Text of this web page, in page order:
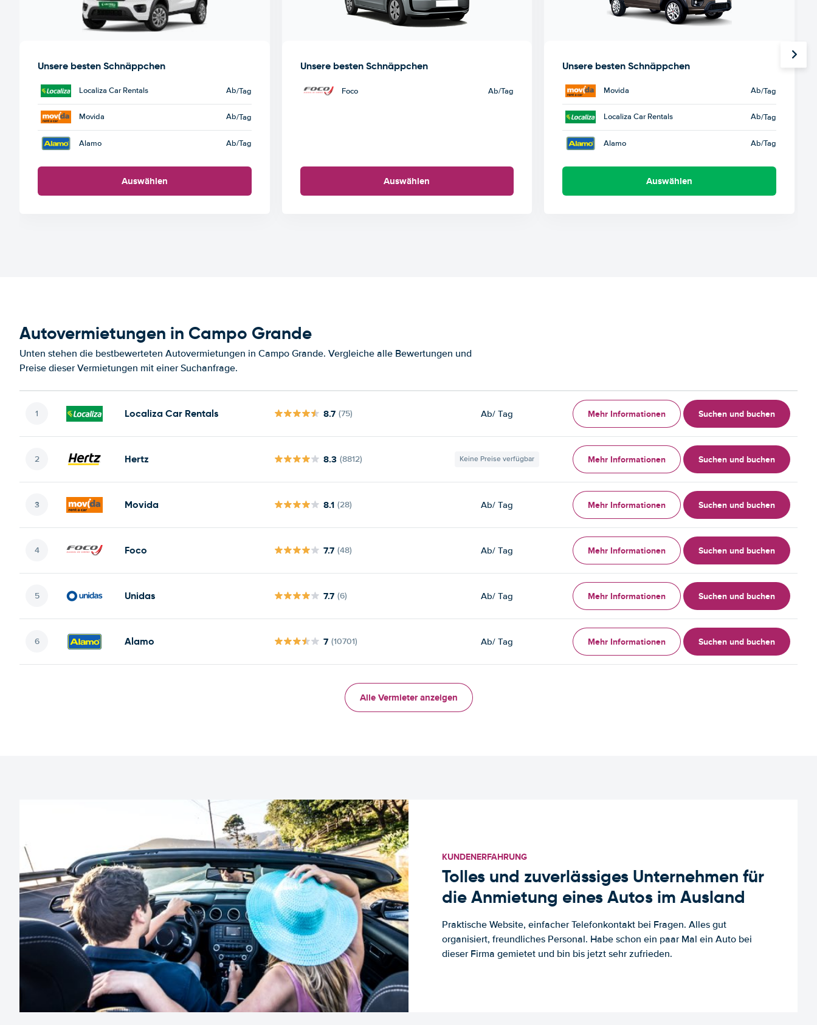
Unsere besten Schnäppchen
Localiza Car Rentals Ab/Tag
Movida Ab/Tag
Alamo Ab/Tag
Auswählen
Unsere besten Schnäppchen
Foco Ab/Tag
Auswählen
Unsere besten Schnäppchen
Movida Ab/Tag
Localiza Car Rentals Ab/Tag
Alamo Ab/Tag
Auswählen
Autovermietungen in Campo Grande
Unten stehen die bestbewerteten Autovermietungen in Campo Grande. Vergleiche alle Bewertungen und
Preise dieser Vermietungen mit einer Suchanfrage.
Localiza Car Rentals 8.7 (75) Ab/ Tag Mehr Informationen Suchen und buchen
Hertz 8.3 (8812) Keine Preise verfügbar Mehr Informationen Suchen und buchen
Movida 8.1 (28) Ab/ Tag Mehr Informationen Suchen und buchen
Foco 7.7 (48) Ab/ Tag Mehr Informationen Suchen und buchen
Unidas 7.7 (6) Ab/ Tag Mehr Informationen Suchen und buchen
Alamo 7 (10701) Ab/ Tag Mehr Informationen Suchen und buchen
Alle Vermieter anzeigen
KUNDENERFAHRUNG
Tolles und zuverlässiges Unternehmen für
die Anmietung eines Autos im Ausland
Praktische Website, einfacher Telefonkontakt bei Fragen. Alles gut
organisiert, freundliches Personal. Habe schon ein paar Mal ein Auto bei
dieser Firma gemietet und bin bis jetzt sehr zufrieden.